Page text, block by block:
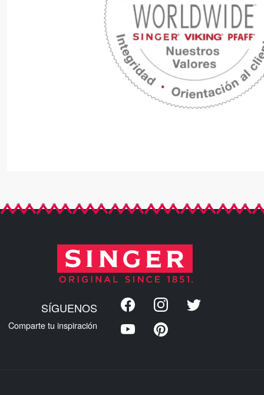
SÍGUENOS
Comparte tu inspiración